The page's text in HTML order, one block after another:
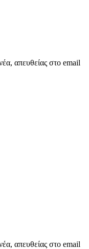
απευθείας στο email
απευθείας στο email